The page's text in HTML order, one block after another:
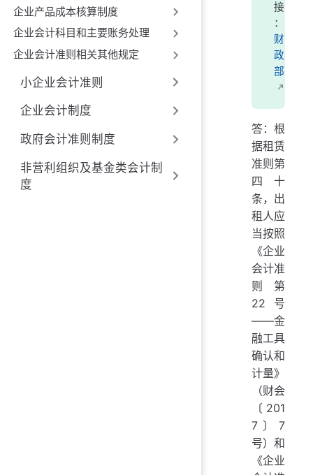
企业产品成本核算制度
企业会计科目和主要账务处理
企业会计准则相关其他规定
小企业会计准则
企业会计制度
政府会计准则制度
非营利组织及基金类会计制
度
接
：
财
政
部
答：根
据租赁
准则第
四十
条，出
租人应
当按照
《企业
会计准
则第
22号
——金
融工具
确认和
计量》
（财会
〔201
7〕7
号）和
《企业